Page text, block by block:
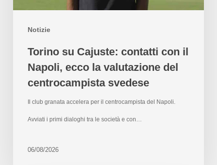
Notizie
Torino su Cajuste: contatti con il
Napoli, ecco la valutazione del
centrocampista svedese
Il club granata accelera per il centrocampista del Napoli.
Avviati i primi dialoghi tra le società e con…
06/08/2026